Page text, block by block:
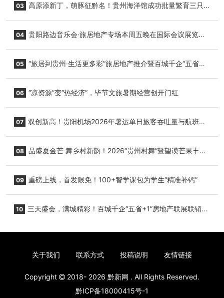
03 高原添新丁，萌豚征黔名！贵州海洋馆成功批量繁育三只
04 贵阳路边音乐会·旅居地产专场本周五晚在国际会议展览中
05 “旅居到贵州·生活更多彩”旅居地产推介暨百城千企“五省
06 “凉资源”变“热经济”，毕节文旅暑期经营创开门红
07 双创新高！贵阳机场2026年暑运单日旅客吞吐量与航班起
08 品盛夏金芒 舞乡村新韵！2026“贵州村舞”暨望谟芒果丰收
09 重磅上线，首发限免！100+智学课包为学生“精准补钙”
10 三天盛会，满城精彩！百城千企“五省+1”房地产联展联销活
关于我们 联系方式 投稿说明 友情链接
Copyright 2018- 2026 黔新网 . All Rights Reserved.
黔ICP备18000415号-1